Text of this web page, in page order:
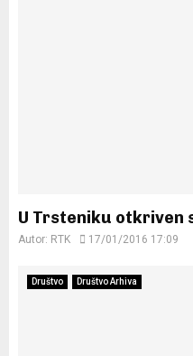
U Trsteniku otkriven
Autor: RTK 17/01/2016 17:09
Društvo Društvo Arhiva